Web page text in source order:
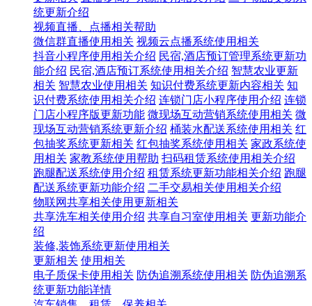
统更新介绍
视频直播、点播相关帮助
微信群直播使用相关 视频云点播系统使用相关
抖音小程序使用相关介绍 民宿,酒店预订管理系统更新功
能介绍 民宿,酒店预订系统使用相关介绍 智慧农业更新
相关 智慧农业使用相关 知识付费系统更新内容相关 知
识付费系统使用相关介绍 连锁门店小程序使用介绍 连锁
门店小程序版更新功能 微现场互动营销系统使用相关 微
现场互动营销系统更新介绍 桶装水配送系统使用相关 红
包抽奖系统更新相关 红包抽奖系统使用相关 家政系统使
用相关 家教系统使用帮助 扫码租赁系统使用相关介绍
跑腿配送系统使用介绍 租赁系统更新功能相关介绍 跑腿
配送系统更新功能介绍 二手交易相关使用相关介绍
物联网共享相关使用更新相关
共享洗车相关使用介绍 共享自习室使用相关 更新功能介
绍
装修,装饰系统更新使用相关
更新相关 使用相关
电子质保卡使用相关 防伪追溯系统使用相关 防伪追溯系
统更新功能详情